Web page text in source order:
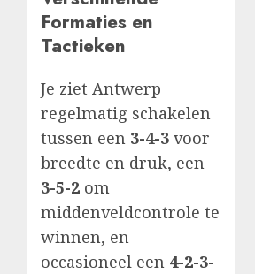
Formaties en
Tactieken
Je ziet Antwerp
regelmatig schakelen
tussen een 3-4-3 voor
breedte en druk, een
3-5-2 om
middenveldcontrole te
winnen, en
occasioneel een 4-2-3-